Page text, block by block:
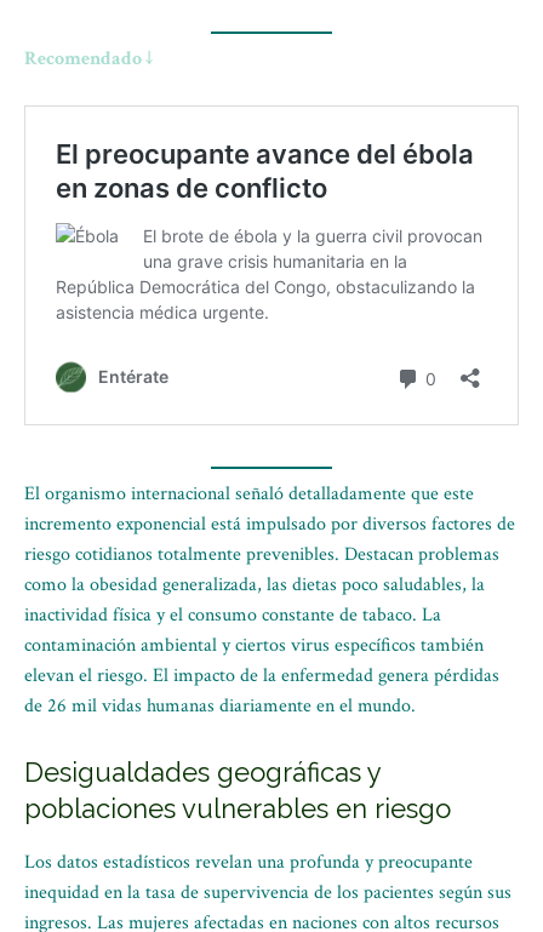
Recomendado ↓
El organismo internacional señaló detalladamente que este
incremento exponencial está impulsado por diversos factores de
riesgo cotidianos totalmente prevenibles. Destacan problemas
como la obesidad generalizada, las dietas poco saludables, la
inactividad física y el consumo constante de tabaco. La
contaminación ambiental y ciertos virus específicos también
elevan el riesgo. El impacto de la enfermedad genera pérdidas
de 26 mil vidas humanas diariamente en el mundo.
Desigualdades geográficas y
poblaciones vulnerables en riesgo
Los datos estadísticos revelan una profunda y preocupante
inequidad en la tasa de supervivencia de los pacientes según sus
ingresos. Las mujeres afectadas en naciones con altos recursos